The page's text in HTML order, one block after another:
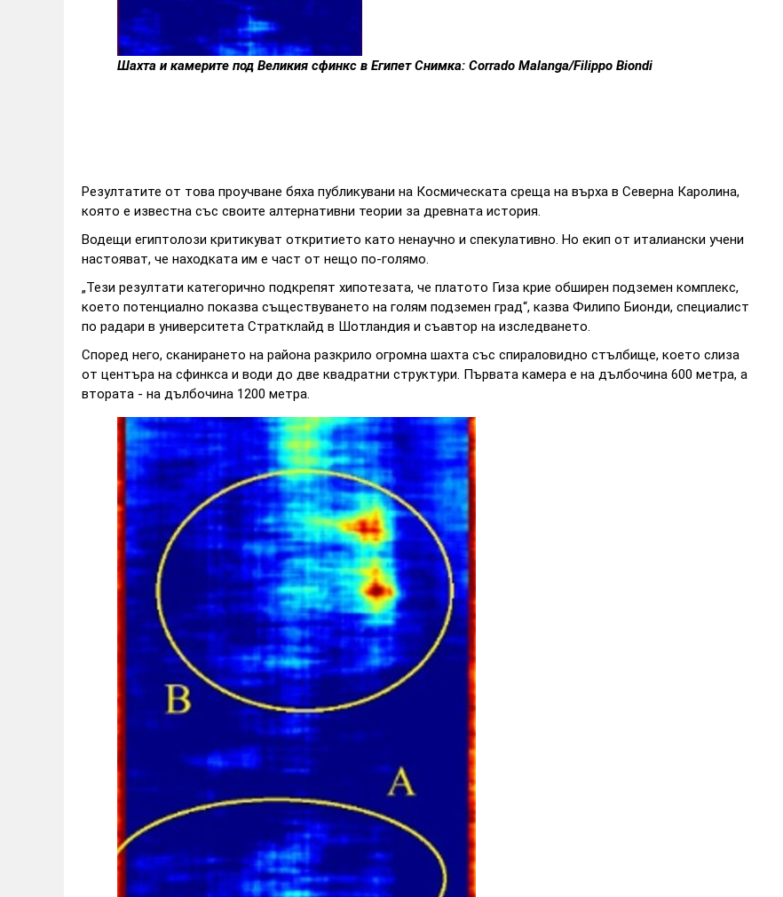
Шахта и камерите под Великия сфинкс в Египет Снимка: Corrado Malanga/Filippo Biondi
Резултатите от това проучване бяха публикувани на Космическата среща на върха в Северна Каролина,
която е известна със своите алтернативни теории за древната история.
Водещи египтолози критикуват откритието като ненаучно и спекулативно. Но екип от италиански учени
настояват, че находката им е част от нещо по-голямо.
„Тези резултати категорично подкрепят хипотезата, че платото Гиза крие обширен подземен комплекс,
което потенциално показва съществуването на голям подземен град“, казва Филипо Бионди, специалист
по радари в университета Стратклайд в Шотландия и съавтор на изследването.
Според него, сканирането на района разкрило огромна шахта със спираловидно стълбище, което слиза
от центъра на сфинкса и води до две квадратни структури. Първата камера е на дълбочина 600 метра, а
втората - на дълбочина 1200 метра.